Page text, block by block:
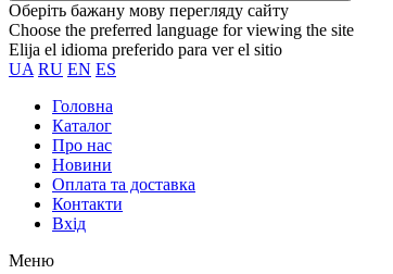
Оберіть бажану мову перегляду сайту
Choose the preferred language for viewing the site
Elija el idioma preferido para ver el sitio
UA RU EN ES
Головна
Каталог
Про нас
Новини
Оплата та доставка
Контакти
Вхiд
Меню